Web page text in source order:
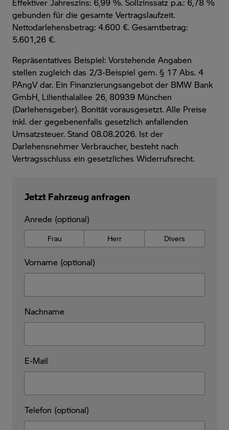
Effektiver Jahreszins: 6,99 %. Sollzinssatz p.a.: 6,78 %
gebunden für die gesamte Vertragslaufzeit.
Nettodarlehensbetrag: 4.600 €. Gesamtbetrag:
5.601,26 €.
Repräsentatives Beispiel: Vorstehende Angaben
stellen zugleich das 2/3-Beispiel gem. § 17 Abs. 4
PAngV dar. Ein Finanzierungsangebot der BMW Bank
GmbH, Lilienthalallee 26, 80939 München
(Darlehensgeber). Bonität vorausgesetzt. Alle Preise
inkl. der gegebenenfalls gesetzlich anfallenden
Umsatzsteuer. Stand 08.08.2026. Ist der
Darlehensnehmer Verbraucher, besteht nach
Vertragsschluss ein gesetzliches Widerrufsrecht.
Jetzt Fahrzeug anfragen
Anrede (optional)
Frau Herr Divers
Vorname (optional)
Nachname
E-Mail
Telefon (optional)